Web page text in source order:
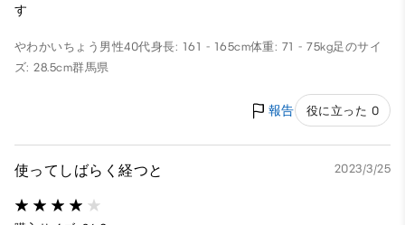
す
やわかいちょう 男性40代身長: 161 - 165cm体重: 71 - 75kg足のサイ
ズ: 28.5cm群馬県
報告 役に立った 0
使ってしばらく経つと 2023/3/25